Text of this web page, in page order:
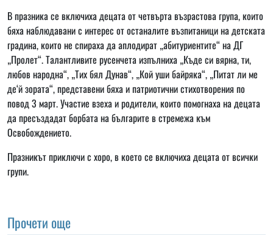
В празника се включиха децата от четвърта възрастова група, които
бяха наблюдавани с интерес от останалите възпитаници на детската
градина, които не спираха да аплодират „абитуриентите“ на ДГ
„Пролет“. Талантливите русенчета изпълниха „Къде си вярна, ти,
любов народна“, „Тих бял Дунав“, „Кой уши байряка“, „Питат ли ме
де‘й зората“, представени бяха и патриотични стихотворения по
повод 3 март. Участие взеха и родители, които помогнаха на децата
да пресъздадат борбата на българите в стремежа към
Освобождението.
Празникът приключи с хоро, в което се включиха децата от всички
групи.
Прочети още